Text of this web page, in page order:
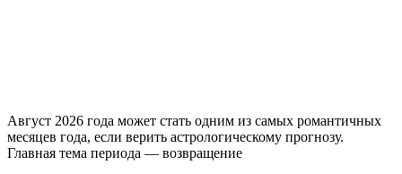
Август 2026 года может стать одним из самых романтичных
месяцев года, если верить астрологическому прогнозу.
Главная тема периода — возвращение